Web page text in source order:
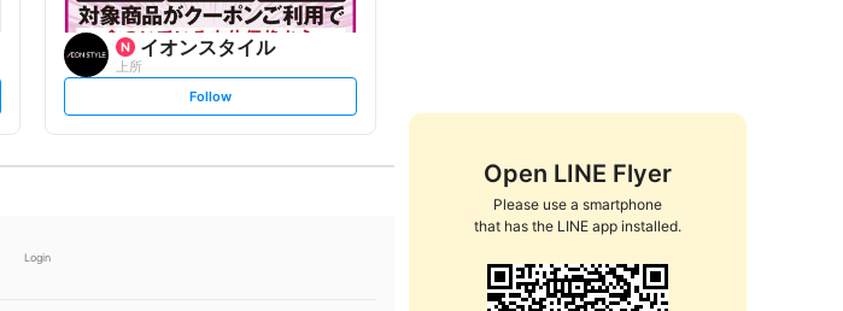
イオンスタイル
上所
s
t
Follow
Open LINE Flyer
Please use a smartphone
that has the LINE app installed.
Login